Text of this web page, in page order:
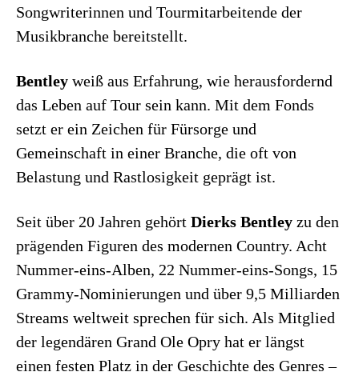
Songwriterinnen und Tourmitarbeitende der
Musikbranche bereitstellt.
Bentley weiß aus Erfahrung, wie herausfordernd
das Leben auf Tour sein kann. Mit dem Fonds
setzt er ein Zeichen für Fürsorge und
Gemeinschaft in einer Branche, die oft von
Belastung und Rastlosigkeit geprägt ist.
Seit über 20 Jahren gehört Dierks Bentley zu den
prägenden Figuren des modernen Country. Acht
Nummer-eins-Alben, 22 Nummer-eins-Songs, 15
Grammy-Nominierungen und über 9,5 Milliarden
Streams weltweit sprechen für sich. Als Mitglied
der legendären Grand Ole Opry hat er längst
einen festen Platz in der Geschichte des Genres –